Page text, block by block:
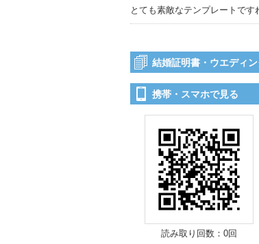
とても素敵なテンプレートです
結婚証明書・ウエディ
携帯・スマホで見る
読み取り回数：0回